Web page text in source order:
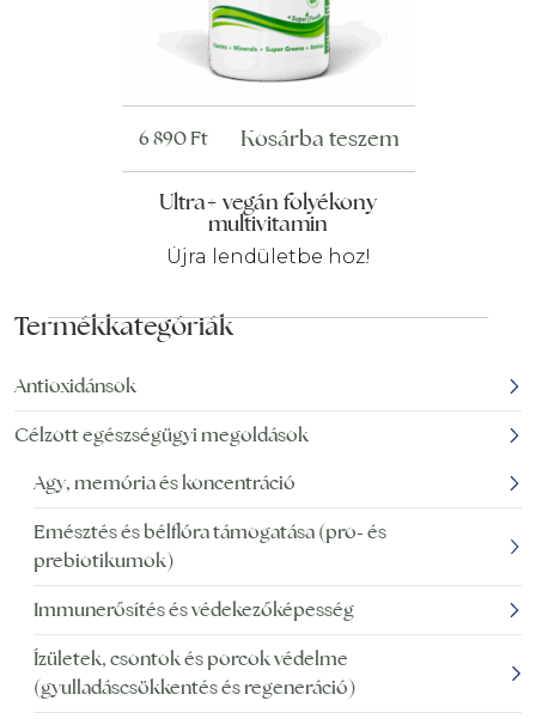
Ultra+ vegán folyékony
multivitamin
Újra lendületbe hoz!
6 890Ft Kosárba teszem
Termékkategóriák
Antioxidánsok
Célzott egészségügyi megoldások
Agy, memória és koncentráció
Emésztés és bélflóra támogatása (pro- és
prebiotikumok)
Immunerősítés és védekezőképesség
Ízületek, csontok és porcok védelme
(gyulladáscsökkentés és regeneráció)